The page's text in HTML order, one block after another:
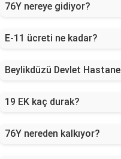
76Y nereye gidiyor?
E-11 ücreti ne kadar?
Beylikdüzü Devlet
19 EK kaç durak?
76Y nereden kalkıyor?